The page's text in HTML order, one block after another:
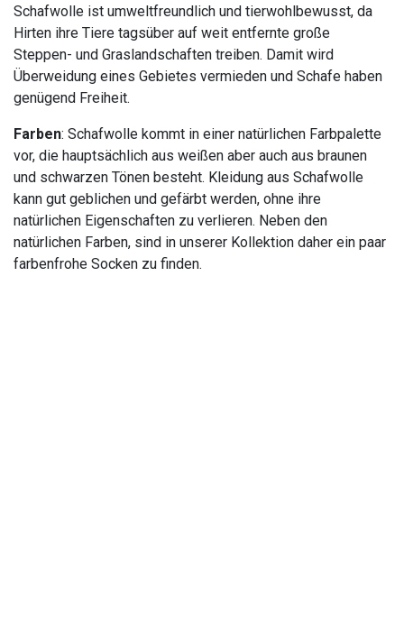
Schafwolle ist umweltfreundlich und tierwohlbewusst, da
Hirten ihre Tiere tagsüber auf weit entfernte große
Steppen- und Graslandschaften treiben. Damit wird
Überweidung eines Gebietes vermieden und Schafe haben
genügend Freiheit.
Farben: Schafwolle kommt in einer natürlichen Farbpalette
vor, die hauptsächlich aus weißen aber auch aus braunen
und schwarzen Tönen besteht. Kleidung aus Schafwolle
kann gut geblichen und gefärbt werden, ohne ihre
natürlichen Eigenschaften zu verlieren. Neben den
natürlichen Farben, sind in unserer Kollektion daher ein paar
farbenfrohe Socken zu finden.